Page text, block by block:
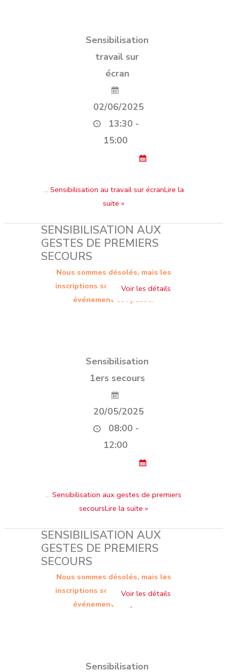
Sensibilisation
travail sur
écran
02/06/2025
13:30 -
15:00
… Sensibilisation au travail sur écranLire la
suite »
SENSIBILISATION AUX
GESTES DE PREMIERS
SECOURS
Nous sommes désolés, mais les
inscriptions sont terminées. Cet
événement est passé.
Sensibilisation
1ers secours
20/05/2025
08:00 -
12:00
… Sensibilisation aux gestes de premiers
secoursLire la suite »
SENSIBILISATION AUX
GESTES DE PREMIERS
SECOURS
Nous sommes désolés, mais les
inscriptions sont terminées. Cet
événement est passé.
Sensibilisation